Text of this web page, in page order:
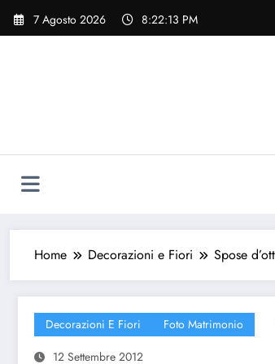
Vai
7 Agosto 2026 8:22:14 PM
Home Decorazioni e Fiori Spose
Decorazioni E Fiori Foto Matrimonio
12 Settembre 2012